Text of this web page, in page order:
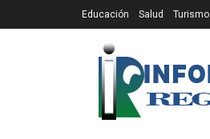
Educación Salud Turismo